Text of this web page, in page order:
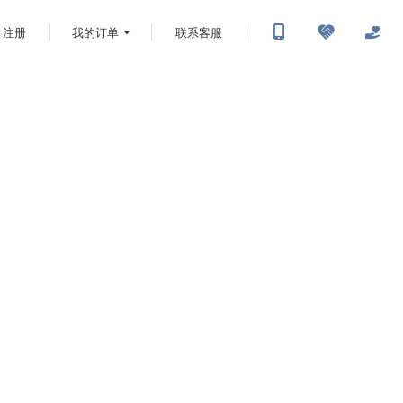
注册 我的订单 联系客服